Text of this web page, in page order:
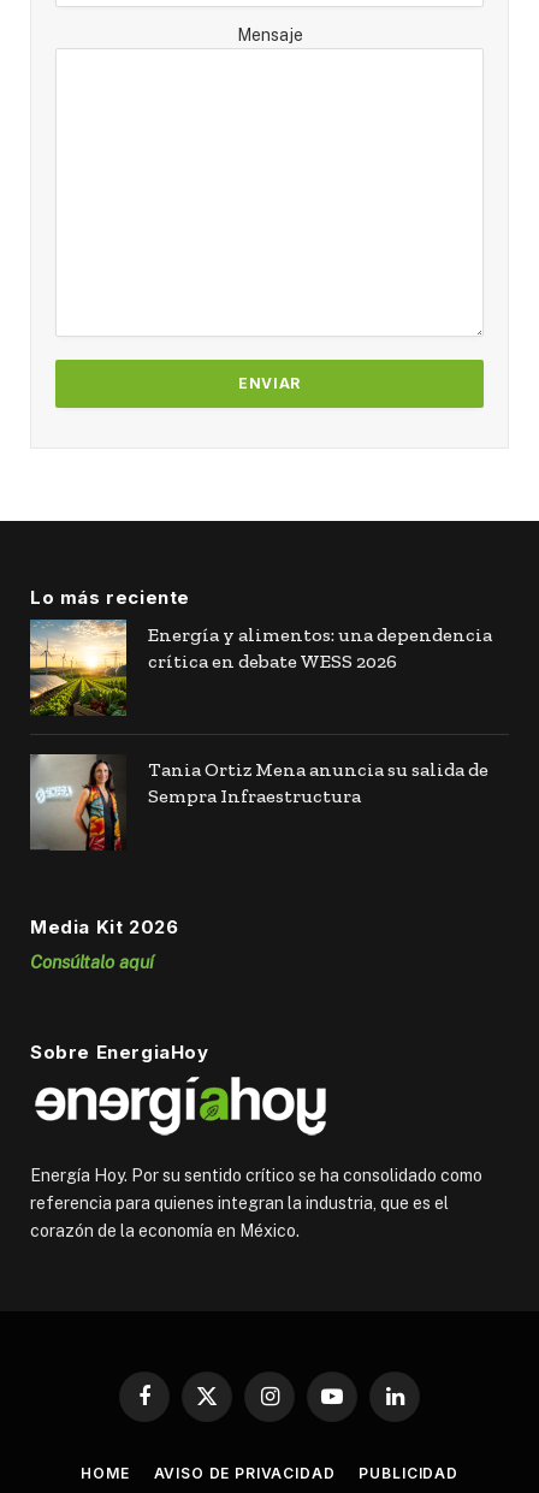
Mensaje
Lo más reciente
Energía y alimentos: una dependencia
crítica en debate WESS 2026
Tania Ortiz Mena anuncia su salida de
Sempra Infraestructura
Media Kit 2026
Consúltalo aquí
Sobre EnergiaHoy
Energía Hoy. Por su sentido crítico se ha consolidado como
referencia para quienes integran la industria, que es el
corazón de la economía en México.
Facebook
X
InstagramYouTubeLinkedIn
HOME AVISO DE PRIVACIDAD PUBLICIDAD